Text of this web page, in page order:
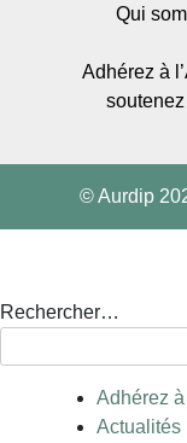
Qui
Adhérez à
© Aurdip
Rechercher…
Adhérez
Actualités